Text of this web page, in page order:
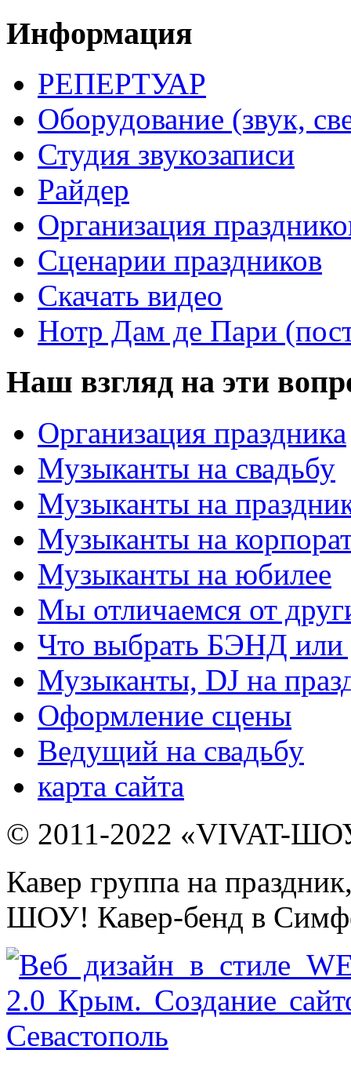
Информация
РЕПЕРТУАР
Оборудование (звук,
Студия звукозаписи
Райдер
Организация
Сценарии праздников
Скачать видео
Нотр Дам де Пари
Наш взгляд на эти
Организация праздника
Музыканты на свадьбу
Музыканты на
Музыканты на
Музыканты на юбилее
Мы отличаемся от
Что выбрать БЭНД
Музыканты, DJ на
Оформление сцены
Ведущий на свадьбу
карта сайта
© 2011-2022 «VIVAT-
Кавер группа на
ШОУ! Кавер-бенд в